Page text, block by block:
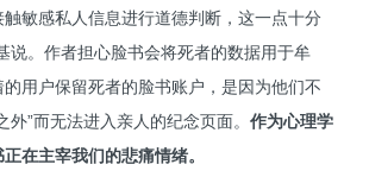
敏感私人信息进行道德判断，这一点十分
说。作者担心脸书会将死者的数据用于牟
用户保留死者的脸书账户，是因为他们不
外”而无法进入亲人的纪念页面。 作为心理学
在主宰我们的悲痛情绪。